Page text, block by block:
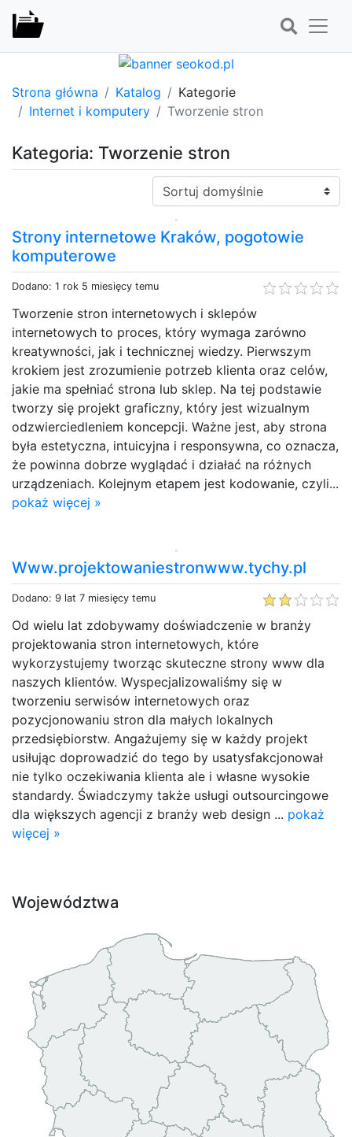
Strona główna Katalog
Kategorie
Internet i komputery
Tworzenie stron
Kategoria: Tworzenie stron
Sortuj:
Strony internetowe Kraków, pogotowie
komputerowe
Dodano: 1 rok 5 miesięcy temu
Tworzenie stron internetowych i sklepów
internetowych to proces, który wymaga zarówno
kreatywności, jak i technicznej wiedzy. Pierwszym
krokiem jest zrozumienie potrzeb klienta oraz celów,
jakie ma spełniać strona lub sklep. Na tej podstawie
tworzy się projekt graficzny, który jest wizualnym
odzwierciedleniem koncepcji. Ważne jest, aby strona
była estetyczna, intuicyjna i responsywna, co oznacza,
że powinna dobrze wyglądać i działać na różnych
urządzeniach. Kolejnym etapem jest kodowanie, czyli...
pokaż więcej »
Www.projektowaniestronwww.tychy.pl
Dodano: 9 lat 7 miesięcy temu
Od wielu lat zdobywamy doświadczenie w branży
projektowania stron internetowych, które
wykorzystujemy tworząc skuteczne strony www dla
naszych klientów. Wyspecjalizowaliśmy się w
tworzeniu serwisów internetowych oraz
pozycjonowaniu stron dla małych lokalnych
przedsiębiorstw. Angażujemy się w każdy projekt
usiłując doprowadzić do tego by usatysfakcjonował
nie tylko oczekiwania klienta ale i własne wysokie
standardy. Świadczymy także usługi outsourcingowe
dla większych agencji z branży web design ... pokaż
więcej »
Województwa